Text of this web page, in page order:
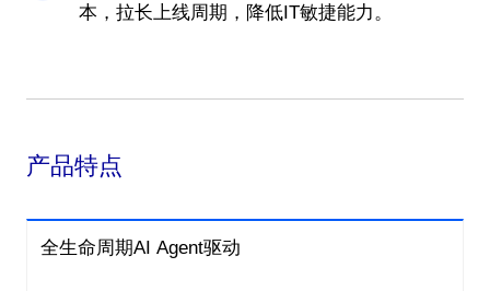
本，拉长上线周期，降低IT敏捷能力。
产品特点
全生命周期AI Agent驱动